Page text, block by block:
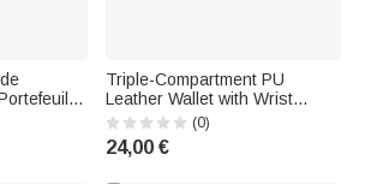
Sœur
Triple-Compartment PU
Leather Wallet with Wrist
Strap, Personalized with Name
and Title—Mother's Day Gift
for Mom or Grandma
(0)
24,00 €